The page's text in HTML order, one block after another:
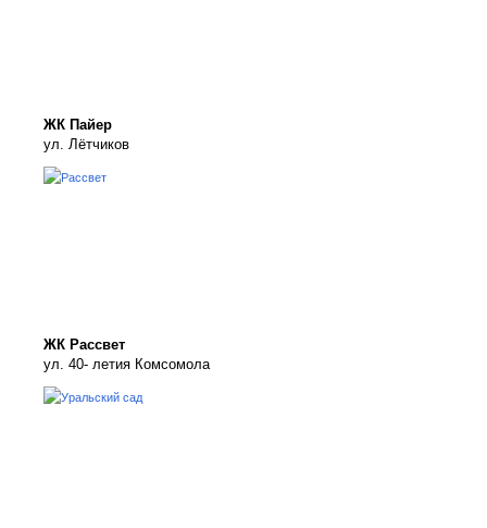
ЖК Пайер
ул. Лётчиков
ЖК Рассвет
ул. 40- летия Комсомола